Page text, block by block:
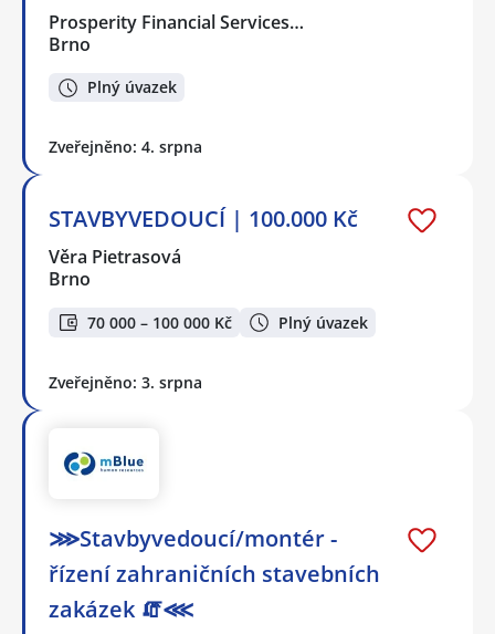
Prosperity Financial Services…
Brno
Plný úvazek
Zveřejněno: 4. srpna
STAVBYVEDOUCÍ | 100.000 Kč
Věra Pietrasová
Brno
70 000 – 100 000 Kč Plný úvazek
Zveřejněno: 3. srpna
⋙Stavbyvedoucí/montér -
řízení zahraničních stavebních
zakázek 🧯⋘